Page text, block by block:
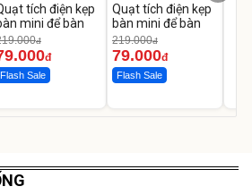
tích điện kẹp
mini để bàn
đ
đ
Flash Sale
Quạt tích điện kẹp
bàn mini để bàn
219.000đ
79.000đ
Flash Sale